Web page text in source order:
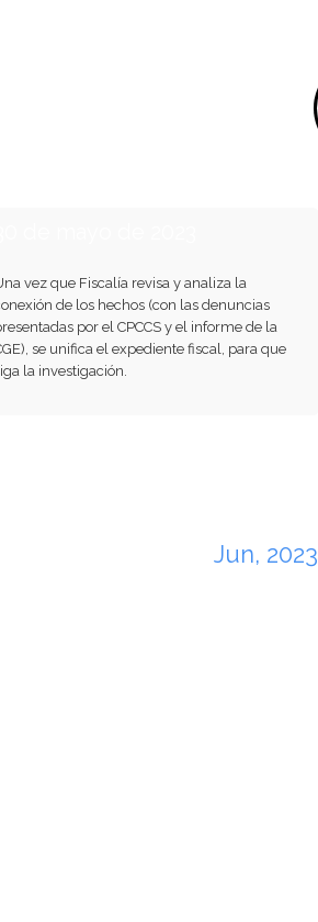
vez que Fiscalía revisa y analiza la
de los hechos (con las denuncias
por el CPCCS y el informe de la
se unifica el expediente fiscal, para que
la investigación.
Jun, 2023